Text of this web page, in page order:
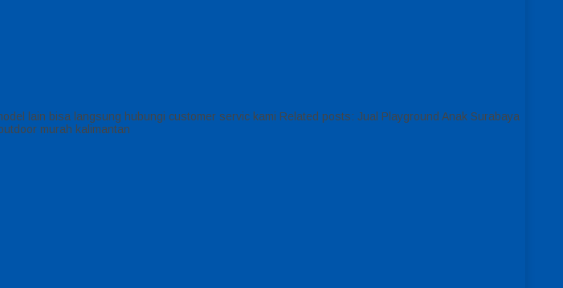
lain bisa langsung hubungi customer servic kami Related posts: Jual Playground Anak Surabaya
murah kalimantan